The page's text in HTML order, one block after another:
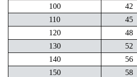
100
42
110
45
120
48
130
52
140
56
150
58